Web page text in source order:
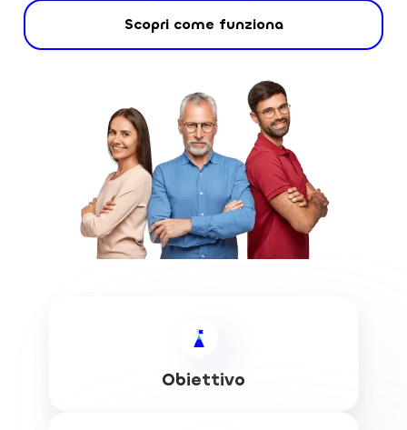
Scopri come funziona
Obiettivo